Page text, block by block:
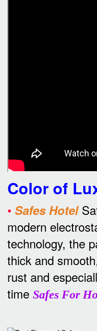
Color of
• Safes Hotel
modern
technology, the
thick and
rust and
time Safes For